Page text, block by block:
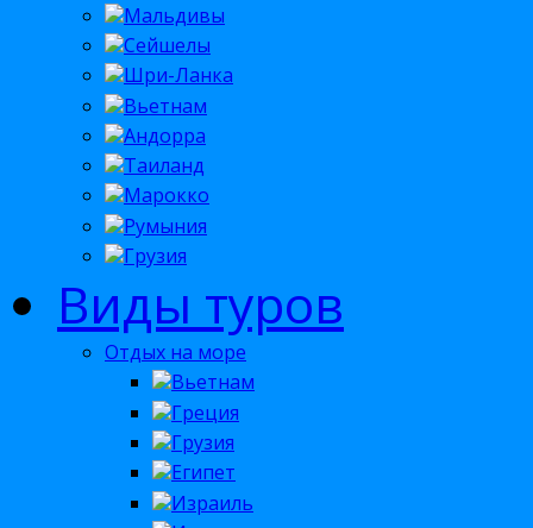
Мальдивы
Сейшелы
Шри-Ланка
Вьетнам
Андорра
Таиланд
Марокко
Румыния
Грузия
Виды туров
Отдых на море
Вьетнам
Греция
Грузия
Египет
Израиль